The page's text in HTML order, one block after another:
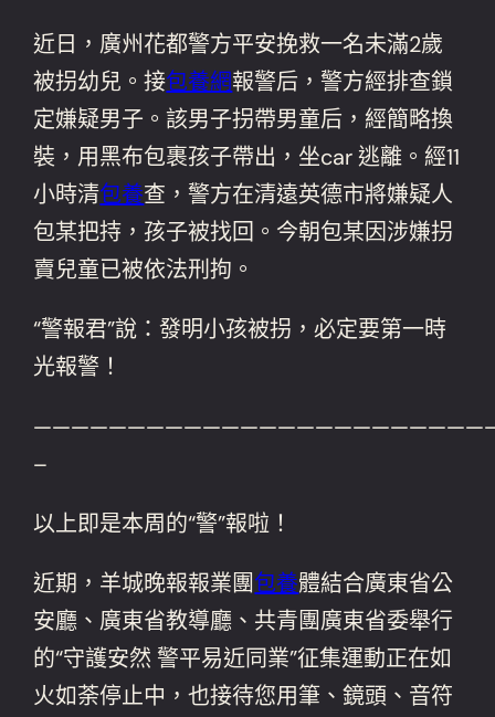
近日，廣州花都警方平安挽救一名未滿2歲
被拐幼兒。接包養網報警后，警方經排查鎖
定嫌疑男子。該男子拐帶男童后，經簡略換
裝，用黑布包裹孩子帶出，坐car 逃離。經11
小時清包養查，警方在清遠英德市將嫌疑人
包某把持，孩子被找回。今朝包某因涉嫌拐
賣兒童已被依法刑拘。
“警報君”說：發明小孩被拐，必定要第一時
光報警！
–
以上即是本周的“警”報啦！
近期，羊城晚報報業團包養體結合廣東省公
安廳、廣東省教導廳、共青團廣東省委舉行
的“守護安然 警平易近同業”征集運動正在如
火如荼停止中，也接待您用筆、鏡頭、音符